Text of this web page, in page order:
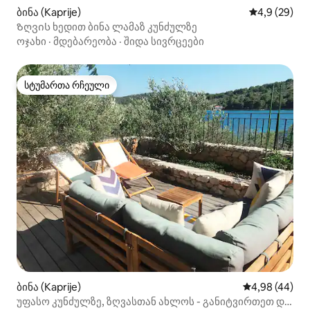
ბინა (Kaprije) საშუალო
4,9 (29)
Ზღვის ხედით ბინა ლამაზ კუნძულზე
ოჯახი · მდებარეობა · შიდა სივრცეები
სტუმართა რჩეული
სტუმართა რჩეული
ბინა (Kaprije) საშუალო
4,98 (44)
უფასო კუნძულზე, ზღვასთან ახლოს - განიტვირთეთ და